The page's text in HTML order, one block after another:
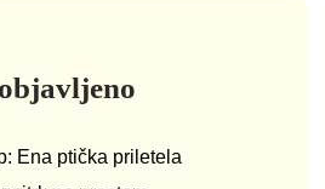
Ena ptička priletela